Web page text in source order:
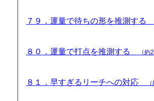
７９．運量で待ちの形を推測する
８０．運量で打点を推測する （約
８１．早すぎるリーチへの対応